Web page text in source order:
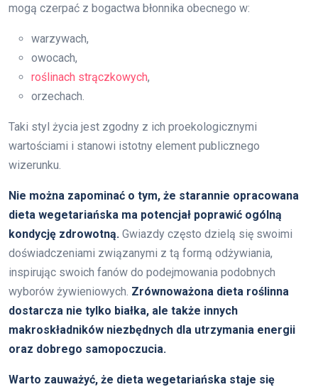
mogą czerpać z bogactwa błonnika obecnego w:
warzywach,
owocach,
roślinach strączkowych,
orzechach.
Taki styl życia jest zgodny z ich proekologicznymi
wartościami i stanowi istotny element publicznego
wizerunku.
Nie można zapominać o tym, że starannie opracowana
dieta wegetariańska ma potencjał poprawić ogólną
kondycję zdrowotną. Gwiazdy często dzielą się swoimi
doświadczeniami związanymi z tą formą odżywiania,
inspirując swoich fanów do podejmowania podobnych
wyborów żywieniowych. Zrównoważona dieta roślinna
dostarcza nie tylko białka, ale także innych
makroskładników niezbędnych dla utrzymania energii
oraz dobrego samopoczucia.
Warto zauważyć, że dieta wegetariańska staje się